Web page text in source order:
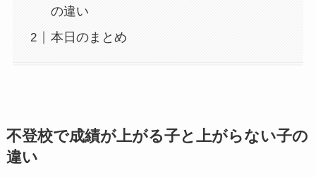
の違い
本日のまとめ
不登校で成績が上がる子と上がらない子の
違い